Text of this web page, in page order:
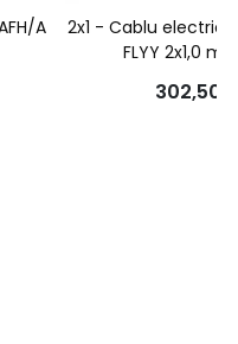
A
2x1 - Cablu electric
FLYY 2x1,0
302,50